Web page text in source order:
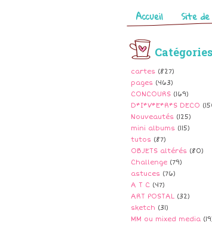
Pages
Accueil Site
Catégories
cartes (827)
pages (463)
CONCOURS (169)
D*I*V*E*R*S DECO
Nouveautés (125)
mini albums (115)
tutos (87)
OBJETS altérés (80)
Challenge (79)
astuces (76)
A T C (47)
ART POSTAL (32)
sketch (31)
MM ou mixed media